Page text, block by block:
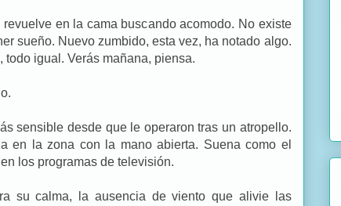
en la cama buscando acomodo. No existe
sueño. Nuevo zumbido, esta vez, ha notado algo.
igual. Verás mañana, piensa.
sensible desde que le operaron tras un atropello.
en la zona con la mano abierta. Suena como el
los programas de televisión.
su calma, la ausencia de viento que alivie las